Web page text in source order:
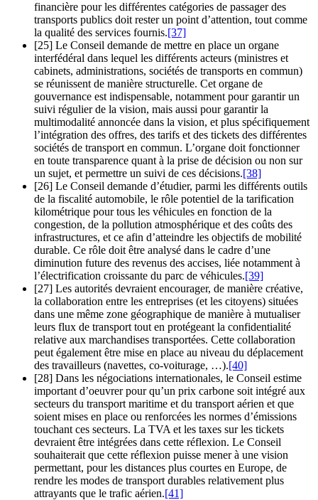
financière pour les différentes catégories de passager des
transports publics doit rester un point d’attention, tout comme
la qualité des services fournis.[37]
[25] Le Conseil demande de mettre en place un organe
interfédéral dans lequel les différents acteurs (ministres et
cabinets, administrations, sociétés de transports en commun)
se réunissent de manière structurelle. Cet organe de
gouvernance est indispensable, notamment pour garantir un
suivi régulier de la vision, mais aussi pour garantir la
multimodalité annoncée dans la vision, et plus spécifiquement
l’intégration des offres, des tarifs et des tickets des différentes
sociétés de transport en commun. L’organe doit fonctionner
en toute transparence quant à la prise de décision ou non sur
un sujet, et permettre un suivi de ces décisions.[38]
[26] Le Conseil demande d’étudier, parmi les différents outils
de la fiscalité automobile, le rôle potentiel de la tarification
kilométrique pour tous les véhicules en fonction de la
congestion, de la pollution atmosphérique et des coûts des
infrastructures, et ce afin d’atteindre les objectifs de mobilité
durable. Ce rôle doit être analysé dans le cadre d’une
diminution future des revenus des accises, liée notamment à
l’électrification croissante du parc de véhicules.[39]
[27] Les autorités devraient encourager, de manière créative,
la collaboration entre les entreprises (et les citoyens) situées
dans une même zone géographique de manière à mutualiser
leurs flux de transport tout en protégeant la confidentialité
relative aux marchandises transportées. Cette collaboration
peut également être mise en place au niveau du déplacement
des travailleurs (navettes, co-voiturage, …).[40]
[28] Dans les négociations internationales, le Conseil estime
important d’oeuvrer pour qu’un prix carbone soit intégré aux
secteurs du transport maritime et du transport aérien et que
soient mises en place ou renforcées les normes d’émissions
touchant ces secteurs. La TVA et les taxes sur les tickets
devraient être intégrées dans cette réflexion. Le Conseil
souhaiterait que cette réflexion puisse mener à une vision
permettant, pour les distances plus courtes en Europe, de
rendre les modes de transport durables relativement plus
attrayants que le trafic aérien.[41]